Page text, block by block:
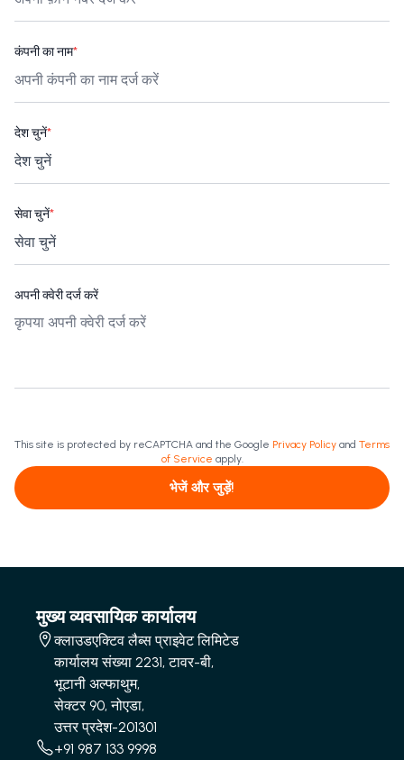
कंपनी का नाम*
देश चुनें*
सेवा चुनें*
अपनी क्वेरी दर्ज करें
This site is protected by reCAPTCHA and the Google Privacy Policy and Terms
of Service apply.
भेजें और जुड़ें!
मुख्य व्यवसायिक कार्यालय
क्लाउडएक्टिव लैब्स प्राइवेट लिमिटेड
कार्यालय संख्या 2231, टावर-बी,
भूटानी अल्फाथुम,
सेक्टर 90, नोएडा,
उत्तर प्रदेश-201301
+91 987 133 9998